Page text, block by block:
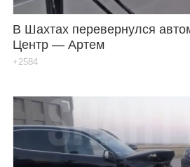
В Шахтах перевернулся
Центр — Артем
+2584